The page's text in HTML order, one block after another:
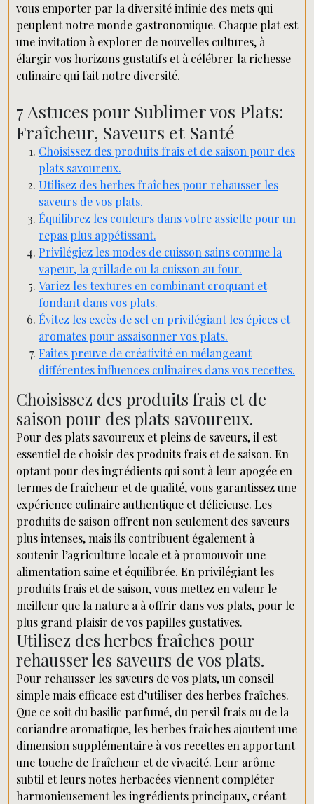
vous emporter par la diversité infinie des mets qui
peuplent notre monde gastronomique. Chaque plat est
une invitation à explorer de nouvelles cultures, à
élargir vos horizons gustatifs et à célébrer la richesse
culinaire qui fait notre diversité.
7 Astuces pour Sublimer vos Plats:
Fraîcheur, Saveurs et Santé
Choisissez des produits frais et de saison pour des
plats savoureux.
Utilisez des herbes fraîches pour rehausser les
saveurs de vos plats.
Équilibrez les couleurs dans votre assiette pour un
repas plus appétissant.
Privilégiez les modes de cuisson sains comme la
vapeur, la grillade ou la cuisson au four.
Variez les textures en combinant croquant et
fondant dans vos plats.
Évitez les excès de sel en privilégiant les épices et
aromates pour assaisonner vos plats.
Faites preuve de créativité en mélangeant
différentes influences culinaires dans vos recettes.
Choisissez des produits frais et de
saison pour des plats savoureux.
Pour des plats savoureux et pleins de saveurs, il est
essentiel de choisir des produits frais et de saison. En
optant pour des ingrédients qui sont à leur apogée en
termes de fraîcheur et de qualité, vous garantissez une
expérience culinaire authentique et délicieuse. Les
produits de saison offrent non seulement des saveurs
plus intenses, mais ils contribuent également à
soutenir l’agriculture locale et à promouvoir une
alimentation saine et équilibrée. En privilégiant les
produits frais et de saison, vous mettez en valeur le
meilleur que la nature a à offrir dans vos plats, pour le
plus grand plaisir de vos papilles gustatives.
Utilisez des herbes fraîches pour
rehausser les saveurs de vos plats.
Pour rehausser les saveurs de vos plats, un conseil
simple mais efficace est d’utiliser des herbes fraîches.
Que ce soit du basilic parfumé, du persil frais ou de la
coriandre aromatique, les herbes fraîches ajoutent une
dimension supplémentaire à vos recettes en apportant
une touche de fraîcheur et de vivacité. Leur arôme
subtil et leurs notes herbacées viennent compléter
harmonieusement les ingrédients principaux, créant